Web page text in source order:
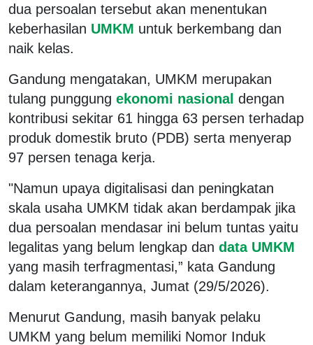
dua persoalan tersebut akan menentukan
keberhasilan UMKM untuk berkembang dan
naik kelas.
Gandung mengatakan, UMKM merupakan
tulang punggung ekonomi nasional dengan
kontribusi sekitar 61 hingga 63 persen terhadap
produk domestik bruto (PDB) serta menyerap
97 persen tenaga kerja.
"Namun upaya digitalisasi dan peningkatan
skala usaha UMKM tidak akan berdampak jika
dua persoalan mendasar ini belum tuntas yaitu
legalitas yang belum lengkap dan data UMKM
yang masih terfragmentasi,” kata Gandung
dalam keterangannya, Jumat (29/5/2026).
Menurut Gandung, masih banyak pelaku
UMKM yang belum memiliki Nomor Induk